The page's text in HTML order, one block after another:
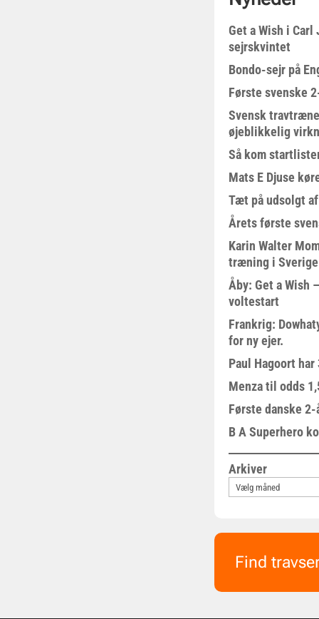
Get a Wish i Carl
sejrskvintet
Bondo-sejr på
Første svenske
Svensk
øjeblikkelig
Så kom
Mats E Djuse
Tæt på udsolgt
Årets første
Karin Walter
træning i Sverige
Åby: Get a Wish
voltestart
Frankrig:
for ny ejer.
Paul Hagoort
Menza til odds
Første danske
B A Superhero
Arkiver
Find